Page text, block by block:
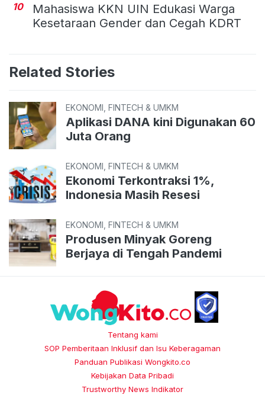
10
Mahasiswa KKN UIN Edukasi Warga
Kesetaraan Gender dan Cegah KDRT
Related Stories
EKONOMI, FINTECH & UMKM
Aplikasi DANA kini Digunakan 60
Juta Orang
EKONOMI, FINTECH & UMKM
Ekonomi Terkontraksi 1%,
Indonesia Masih Resesi
EKONOMI, FINTECH & UMKM
Produsen Minyak Goreng
Berjaya di Tengah Pandemi
Tentang kami
SOP Pemberitaan Inklusif dan Isu Keberagaman
Panduan Publikasi Wongkito.co
Kebijakan Data Pribadi
Trustworthy News Indikator